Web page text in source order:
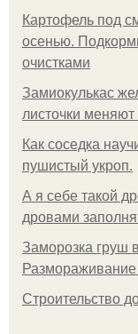
Картофель под
осенью.
очистками
Замиокулькас
листочки меняют
Как соседка
пушистый укроп.
А я себе такой
дровами
Заморозка груш
Строительство